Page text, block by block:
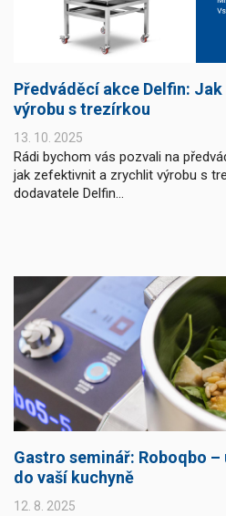
Předváděcí akce Delfin:
výrobu s trezírkou
13. 10. 2025
Rádi bychom vás pozvali na
jak zefektivnit a zrychlit výrobu s
dodavatele Delfin...
Gastro seminář: Roboqbo
do vaší kuchyně
12. 8. 2025